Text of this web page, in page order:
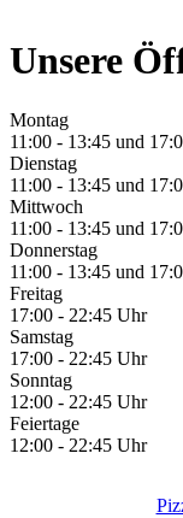
Unsere
Montag
11:00 - 13:45 und
Dienstag
11:00 - 13:45 und
Mittwoch
11:00 - 13:45 und
Donnerstag
11:00 - 13:45 und
Freitag
17:00 - 22:45 Uhr
Samstag
17:00 - 22:45 Uhr
Sonntag
12:00 - 22:45 Uhr
Feiertage
12:00 - 22:45 Uhr